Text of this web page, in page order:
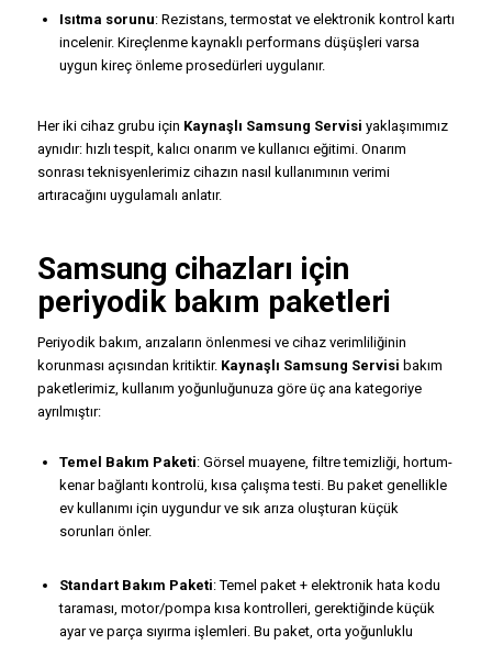
Isıtma sorunu: Rezistans, termostat ve elektronik kontrol kartı
incelenir. Kireçlenme kaynaklı performans düşüşleri varsa
uygun kireç önleme prosedürleri uygulanır.
Her iki cihaz grubu için Kaynaşlı Samsung Servisi yaklaşımımız
aynıdır: hızlı tespit, kalıcı onarım ve kullanıcı eğitimi. Onarım
sonrası teknisyenlerimiz cihazın nasıl kullanımının verimi
artıracağını uygulamalı anlatır.
Samsung cihazları için
periyodik bakım paketleri
Periyodik bakım, arızaların önlenmesi ve cihaz verimliliğinin
korunması açısından kritiktir. Kaynaşlı Samsung Servisi bakım
paketlerimiz, kullanım yoğunluğunuza göre üç ana kategoriye
ayrılmıştır:
Temel Bakım Paketi: Görsel muayene, filtre temizliği, hortum-
kenar bağlantı kontrolü, kısa çalışma testi. Bu paket genellikle
ev kullanımı için uygundur ve sık arıza oluşturan küçük
sorunları önler.
Standart Bakım Paketi: Temel paket + elektronik hata kodu
taraması, motor/pompa kısa kontrolleri, gerektiğinde küçük
ayar ve parça sıyırma işlemleri. Bu paket, orta yoğunluklu